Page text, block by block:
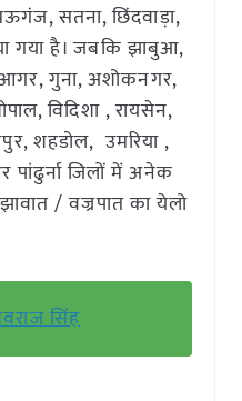
सतना, छिंदवाड़ा,
गया है। जबकि झाबुआ,
आगर, गुना, अशोकनगर,
विदिशा , रायसेन,
शहडोल, उमरिया ,
पांढुर्ना जिलों में अनेक
/ वज्रपात का येलो
सिंह